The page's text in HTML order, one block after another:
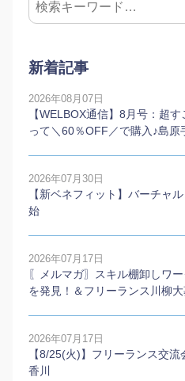
新着記事
2026年08月07日
【WELBOX通信】8月号：超
って＼60％OFF／で購入♪島原
2026年07月30日
【新ベネフィット】バーチャ
始
2026年07月17日
〖メルマガ〗スキル棚卸しワ
を発見！＆フリーランス川柳
2026年07月17日
【8/25(火)】フリーランス交
香川